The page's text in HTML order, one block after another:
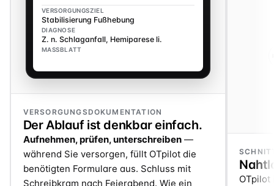
VERSORGUNGSZIEL
Stabilisierung Fußhebung
DIAGNOSE
Z. n. Schlaganfall, Hemiparese li.
MASSBLATT
VERSORGUNGSDOKUMENTATION
Der Ablauf ist denkbar einfach.
Aufnehmen, prüfen, unterschreiben—
während Sie versorgen, füllt OTpilot die
benötigten Formulare aus. Schluss mit
Schreibkram nach Feierabend. Wie ein